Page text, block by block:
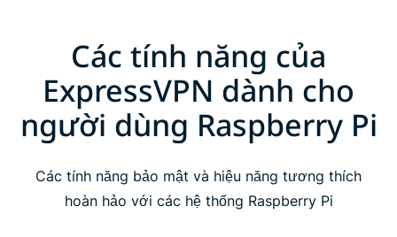
Các tính năng của
ExpressVPN dành cho
người dùng Raspberry Pi
Các tính năng bảo mật và hiệu năng tương thích
hoàn hảo với các hệ thống Raspberry Pi